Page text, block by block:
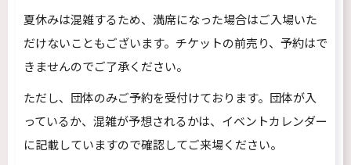
夏休みは混雑するため、満席になった場合はご入場いた
だけないこともございます。チケットの前売り、予約はで
きませんのでご了承ください。
ただし、団体のみご予約を受付けております。団体が入
っているか、混雑が予想されるかは、イベントカレンダー
に記載していますので確認してご来場ください。